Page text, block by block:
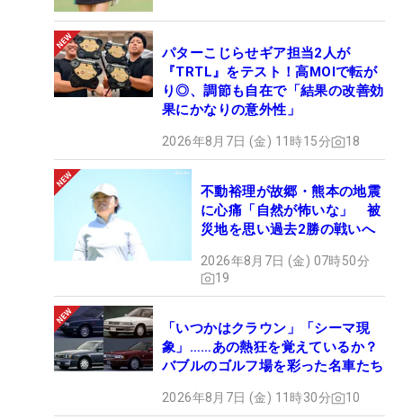
パターこじらせギア担当2人が
『TRTL』をテスト！高MOIで転が
り◎、調節も自在で「結果の改善効
果にかなりの意外性」
2026年8月7日 (金) 11時15分 18
不動裕理が故郷・熊本の地震
に心痛「自然が怖いな」 被
災地を思い過去2勝の戦いへ
2026年8月7日 (金) 07時50分
19
「いつかはクラウン」「シーマ現
象」……あの熱狂を覚えているか？
バブルのゴルフ場を彩った名車たち
2026年8月7日 (金) 11時30分 10